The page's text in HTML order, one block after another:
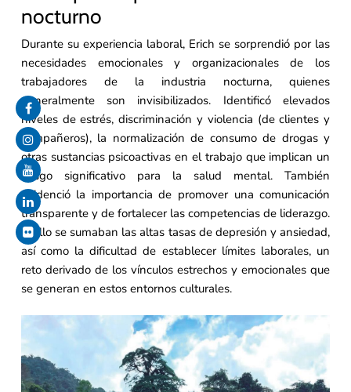
nocturno
Durante su experiencia laboral, Erich se sorprendió por las
necesidades emocionales y organizacionales de los
trabajadores de la industria nocturna, quienes
generalmente son invisibilizados. Identificó elevados
niveles de estrés, discriminación y violencia (de clientes y
compañeros), la normalización de consumo de drogas y
otras sustancias psicoactivas en el trabajo que implican un
riesgo significativo para la salud mental. También
evidenció la importancia de promover una comunicación
transparente y de fortalecer las competencias de liderazgo.
A ello se sumaban las altas tasas de depresión y ansiedad,
así como la dificultad de establecer límites laborales, un
reto derivado de los vínculos estrechos y emocionales que
se generan en estos entornos culturales.